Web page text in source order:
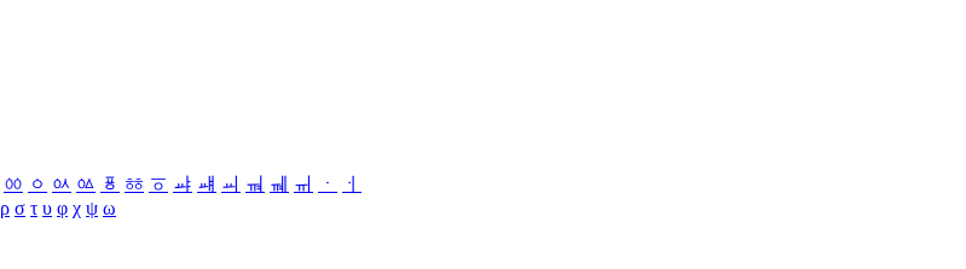
ㆀ ㆁ ㆂ ㆃ ㆄ ㆅ ㆆ ㆇ ㆈ ㆉ ㆊ ㆋ ㆌ ㆍ
ㆎ
ρ σ τ υ φ χ ψ ω